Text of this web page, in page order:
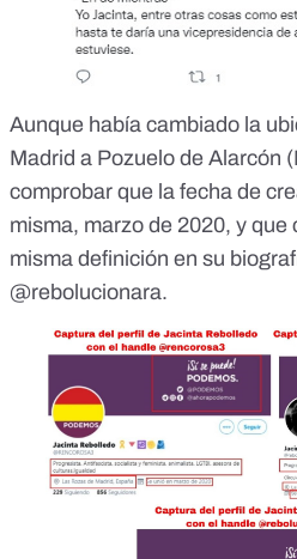
Aunque había cambiado la
Madrid a Pozuelo de Alarcón
comprobar que la fecha de
misma, marzo de 2020, y que
misma definición en su
@rebolucionara.